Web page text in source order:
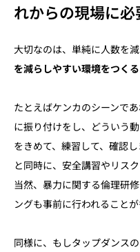
れからの現場に
大切なのは、単純に人数を
を減らしやすい環境をつく
たとえばケンカのシーンで
に振り付けをし、どういう
をきめて、練習して、確認し
と同時に、安全講習やリス
当然、暴力に関する倫理研
ングも事前に行われることが
同様に、もしタップダンス